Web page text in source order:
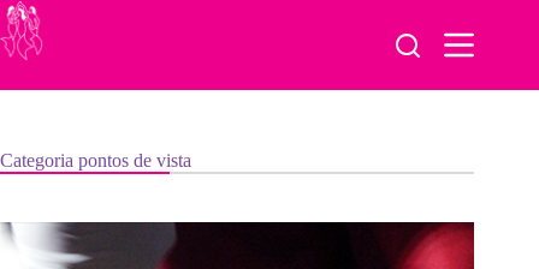
Pular
para
o
Categoria pontos de vista